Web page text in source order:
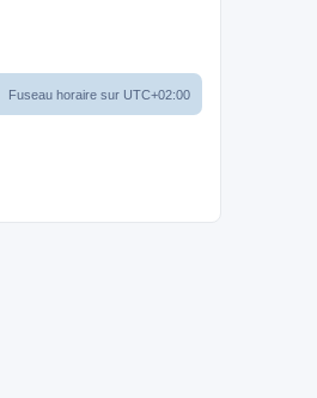
Fuseau horaire sur UTC+02:00